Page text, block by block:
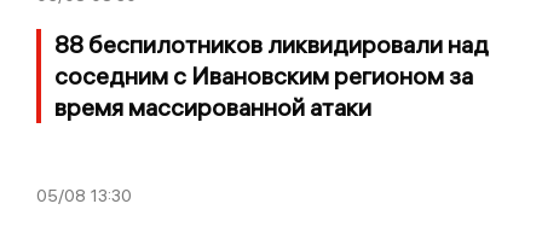
88 беспилотников ликвидировали над
соседним с Ивановским регионом за
время массированной атаки
05/08 13:30